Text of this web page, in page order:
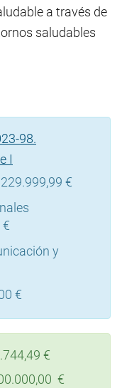
a través de
saludables
98.
I
€
€
y
€
€
€